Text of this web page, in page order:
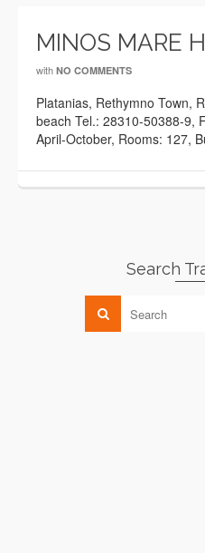
MINOS MARE
with NO COMMENTS
Platanias, Rethymno Town,
beach Tel.: 28310-50388-9,
April-October, Rooms: 127,
Search